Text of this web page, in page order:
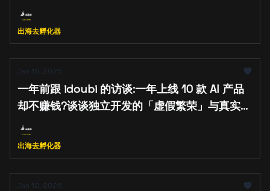
出海去孵化器
Jan 19, 2026
一年前跟 idoubi 的访谈:一年上线 10 款 AI 产品
却不赚钱?谈谈独立开发的「虚假繁荣」与真实自
救
出海去孵化器
Jan 12, 2026